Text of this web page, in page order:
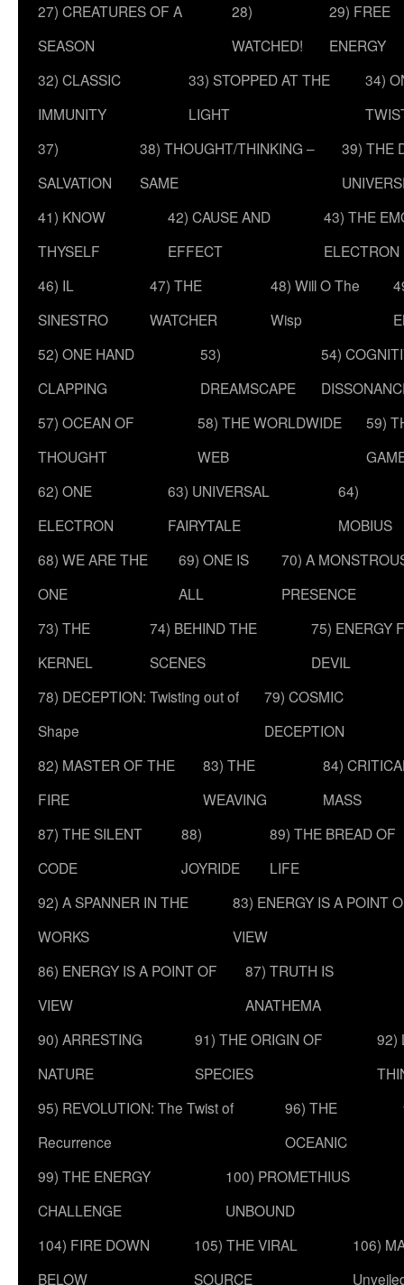
27) CREATURES OF A
SEASON
28)
WATCHED!
29) FREE
ENERGY
32) CLASSIC
IMMUNITY
33) STOPPED AT THE
LIGHT
34)
37)
SALVATION
38) THOUGHT/THINKING –
SAME
39) THE
41) KNOW
THYSELF
42) CAUSE AND
EFFECT
43) THE
ELECTRON
46) IL
SINESTRO
47) THE
WATCHER
48) Will O The
Wisp
52) ONE HAND
CLAPPING
53)
DREAMSCAPE
54)
57) OCEAN OF
THOUGHT
58) THE WORLDWIDE
WEB
59)
62) ONE
ELECTRON
63) UNIVERSAL
FAIRYTALE
64)
MOBIUS
68) WE ARE THE
ONE
69) ONE IS
ALL
70) A
PRESENCE
73) THE
KERNEL
74) BEHIND THE
SCENES
75) ENERGY
DEVIL
78) DECEPTION: Twisting out of
Shape
79) COSMIC
DECEPTION
82) MASTER OF THE
FIRE
83) THE
WEAVING
84)
MASS
87) THE SILENT
CODE
88)
JOYRIDE
89) THE BREAD OF
LIFE
92) A SPANNER IN THE
WORKS
83) ENERGY IS A POINT
VIEW
86) ENERGY IS A POINT OF
VIEW
87) TRUTH IS
ANATHEMA
90) ARRESTING
NATURE
91) THE ORIGIN OF
SPECIES
92)
95) REVOLUTION: The Twist of
Recurrence
96) THE
OCEANIC
99) THE ENERGY
CHALLENGE
100) PROMETHIUS
UNBOUND
104) FIRE DOWN
BELOW
105) THE VIRAL
SOURCE
106)